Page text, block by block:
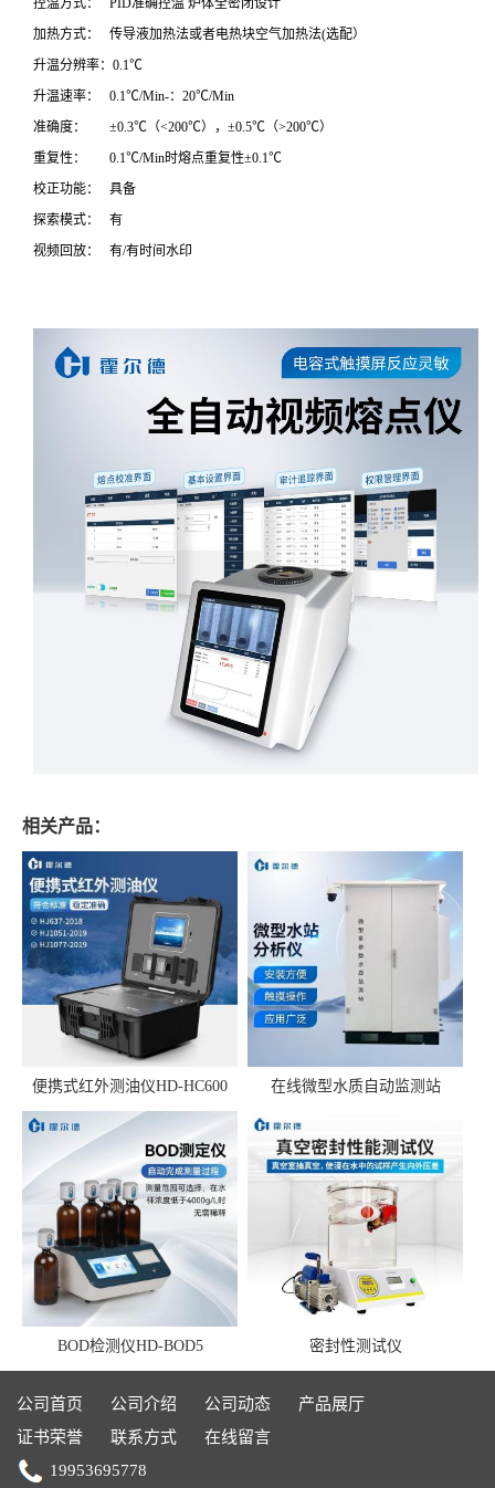
加热方式： 传导液加热法或者电热块空气加热法(选配）
升温分辨率：0.1℃
升温速率： 0.1℃/Min-：20℃/Min
准确度： ±0.3℃（<200℃），±0.5℃（>200℃）
重复性： 0.1℃/Min时熔点重复性±0.1℃
校正功能： 具备
探索模式： 有
视频回放： 有/有时间水印
相关产品：
便携式红外测油仪HD-HC600 在线微型水质自动监测站
BOD检测仪HD-BOD5 密封性测试仪
公司首页 公司介绍 公司动态
产品展厅
证书荣誉
联系方式
在线留言
19953695778